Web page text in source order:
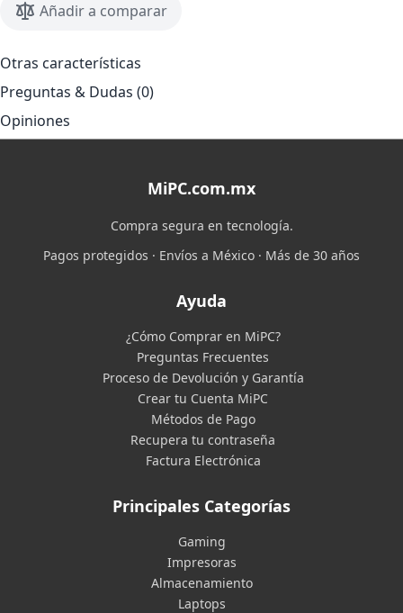
Añadir a comparar
Otras características
Preguntas & Dudas (0)
Opiniones
MiPC.com.mx
Compra segura en tecnología.
Pagos protegidos · Envíos a México · Más de 30 años
Ayuda
¿Cómo Comprar en MiPC?
Preguntas Frecuentes
Proceso de Devolución y Garantía
Crear tu Cuenta MiPC
Métodos de Pago
Recupera tu contraseña
Factura Electrónica
Principales Categorías
Gaming
Impresoras
Almacenamiento
Laptops